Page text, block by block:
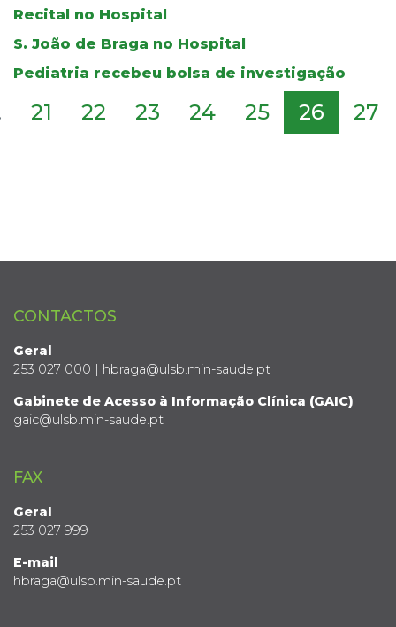
Recital no Hospital
S. João de Braga no Hospital
Pediatria recebeu bolsa de investigação
21 22 23 24 25 26 27
CONTACTOS
Geral
253 027 000 | hbraga@ulsb.min-saude.pt
Gabinete de Acesso à Informação Clínica (GAIC)
gaic@ulsb.min-saude.pt
FAX
Geral
253 027 999
E-mail
hbraga@ulsb.min-saude.pt